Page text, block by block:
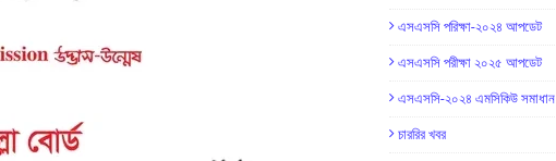
এসএসসি পরিক্ষা-২০২৪ আপডেট
এসএসসি পরীক্ষা ২০২৫ আপডেট
এসএসসি-২০২৪ এমসিকিউ সমাধান
চাররির খবর